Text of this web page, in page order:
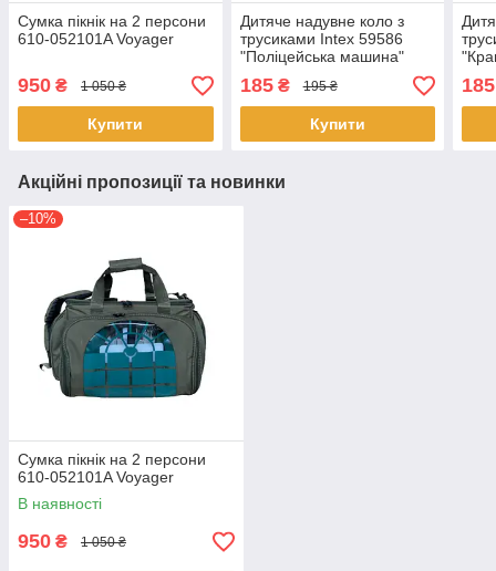
Сумка пікнік на 2 персони
610-052101A Voyager
950 ₴ 1 050 ₴
Купити
Дитяче надувне коло з
трусиками Intex 59586
"Поліцейська машина"
(74х58 см)
185₴ 195 ₴
Купити
см)
185
Акційні пропозиції та новинки
–10%
Сумка пікнік на 2 персони
610-052101A Voyager
В наявності
950 ₴ 1 050 ₴